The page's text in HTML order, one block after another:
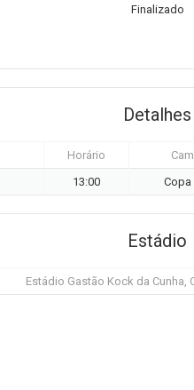
Finalizado
Detalhes
Horário
13:00 Copa
Estádio
Estádio Gastão Kock da Cunha,